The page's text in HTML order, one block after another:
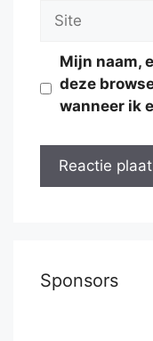
Site
Mijn naam,
deze
wanneer ik
Sponsors